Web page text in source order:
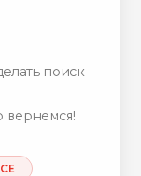
поиск
вернёмся!